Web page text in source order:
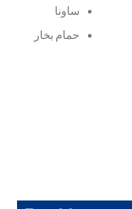
ساونا
حمام بخار